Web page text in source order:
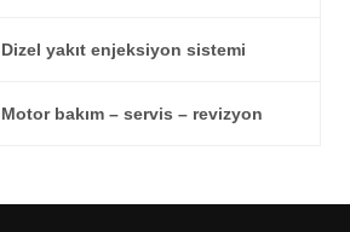
Dizel yakıt enjeksiyon sistemi
Motor bakım – servis – revizyon